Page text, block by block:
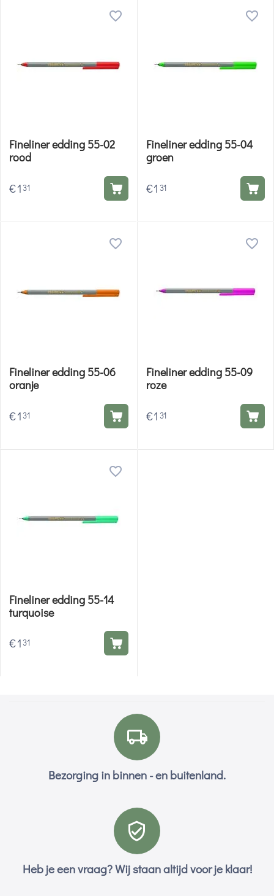
Fineliner edding 55-02
rood
€1 31
Fineliner edding 55-04
groen
€1 31
Fineliner edding 55-06
oranje
€1 31
Fineliner edding 55-09
roze
€1 31
Fineliner edding 55-14
turquoise
€1 31
Bezorging in binnen - en buitenland.
Heb je een vraag? Wij staan altijd voor je klaar!